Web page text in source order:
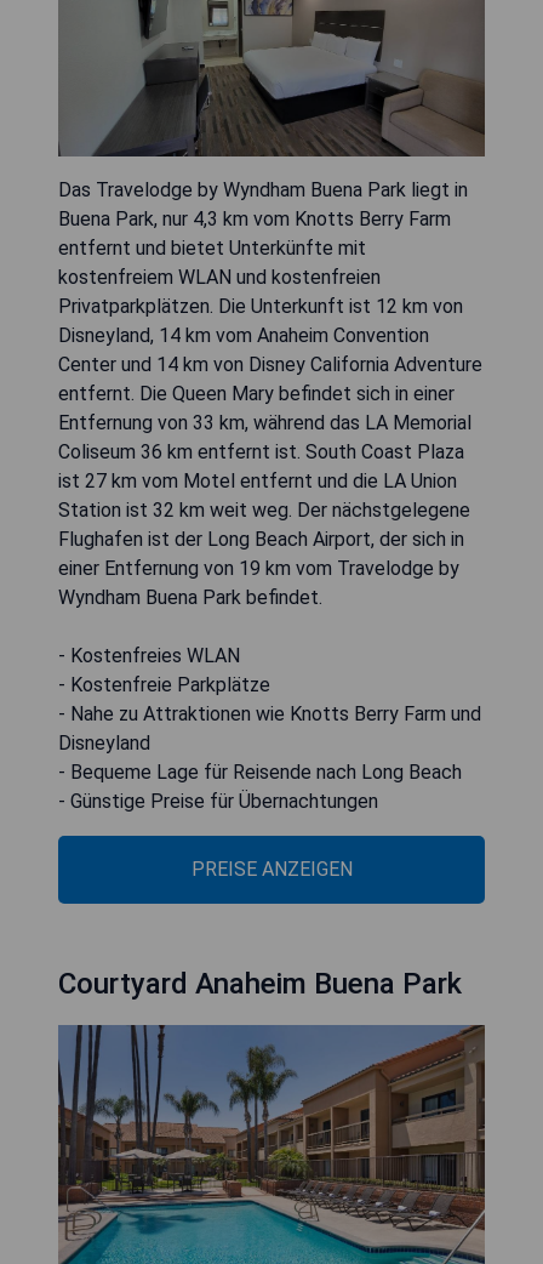
Das Travelodge by Wyndham Buena Park liegt in
Buena Park, nur 4,3 km vom Knotts Berry Farm
entfernt und bietet Unterkünfte mit
kostenfreiem WLAN und kostenfreien
Privatparkplätzen. Die Unterkunft ist 12 km von
Disneyland, 14 km vom Anaheim Convention
Center und 14 km von Disney California Adventure
entfernt. Die Queen Mary befindet sich in einer
Entfernung von 33 km, während das LA Memorial
Coliseum 36 km entfernt ist. South Coast Plaza
ist 27 km vom Motel entfernt und die LA Union
Station ist 32 km weit weg. Der nächstgelegene
Flughafen ist der Long Beach Airport, der sich in
einer Entfernung von 19 km vom Travelodge by
Wyndham Buena Park befindet.
- Kostenfreies WLAN
- Kostenfreie Parkplätze
- Nahe zu Attraktionen wie Knotts Berry Farm und
Disneyland
- Bequeme Lage für Reisende nach Long Beach
- Günstige Preise für Übernachtungen
PREISE ANZEIGEN
Courtyard Anaheim Buena Park